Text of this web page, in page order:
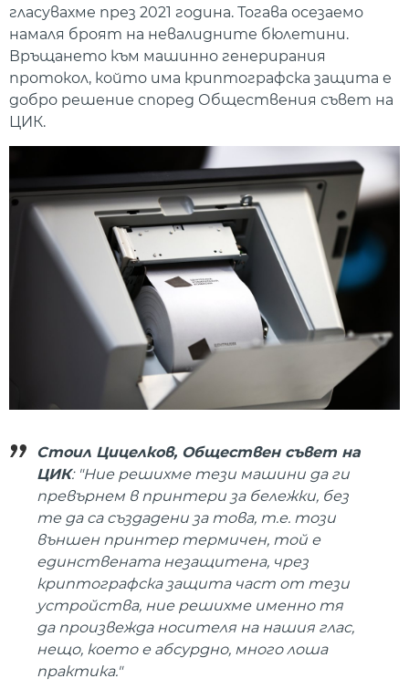
гласувахме през 2021 година. Тогава осезаемо
намаля броят на невалидните бюлетини.
Връщането към машинно генерирания
протокол, който има криптографска защита е
добро решение според Обществения съвет на
ЦИК.
Стоил Цицелков, Обществен съвет на
ЦИК: "Ние решихме тези машини да ги
превърнем в принтери за бележки, без
те да са създадени за това, т.е. този
външен принтер термичен, той е
единствената незащитена, чрез
криптографска защита част от тези
устройства, ние решихме именно тя
да произвежда носителя на нашия глас,
нещо, което е абсурдно, много лоша
практика."